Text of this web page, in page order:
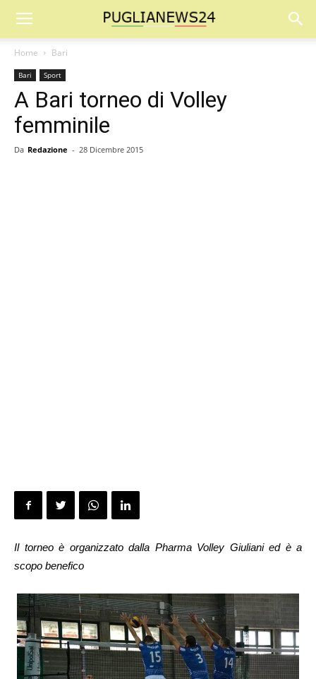
Home Bari
Bari Sport
A Bari torneo di Volley
femminile
Da Redazione - 28 Dicembre 2015
Il torneo è organizzato dalla Pharma Volley Giuliani ed è a
scopo benefico